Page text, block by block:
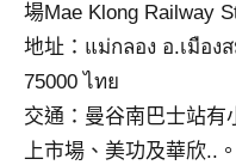
場Mae Klong Railway
地址：แม่กลอง อ.เมือง
75000 ไทย
交通：曼谷南巴士站有
上市場、美功及華欣..。